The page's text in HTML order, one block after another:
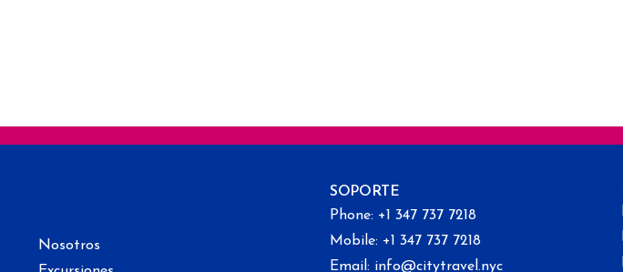
Nosotros
SOPORTE
Phone: +1 347 737 7218
Mobile: +1 347 737 7218
Email: info@citytravel.nyc